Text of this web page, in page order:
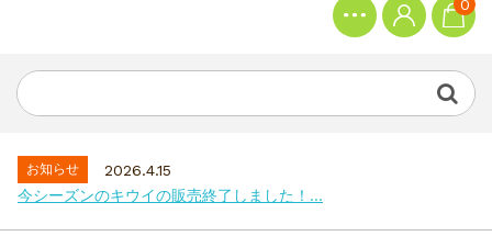
0
お知らせ
2026.4.15
今シーズンのキウイの販売終了しました！...